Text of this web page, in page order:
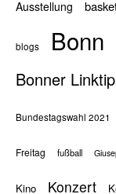
Ausstellung
blogs Bonn
Bonner
Bundestagswahl 2021
Freitag fußball
Kino Konzert